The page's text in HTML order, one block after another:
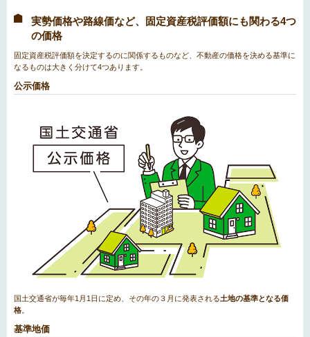
実勢価格や路線価など、固定資産税評価額にも関わる4つ
の価格
固定資産税評価額を決定するのに関係するものなど、不動産の価格を決める基準に
なるものは大きく分けて4つあります。
公示価格
国土交通省が毎年1月1日に定め、その年の３月に発表される土地の基準となる価
格。
基準地価